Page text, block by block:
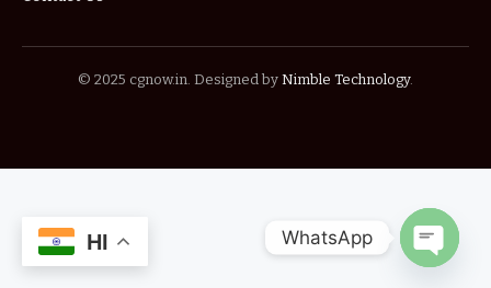
© 2025 cgnow.in. Designed by Nimble Technology.
HI WhatsApp